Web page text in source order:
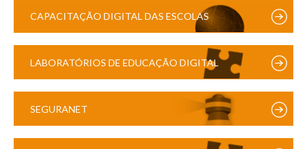
CAPACITAÇÃO DIGITAL DAS ESCOLAS
LABORATÓRIOS DE EDUCAÇÃO DIGITAL
SEGURANET